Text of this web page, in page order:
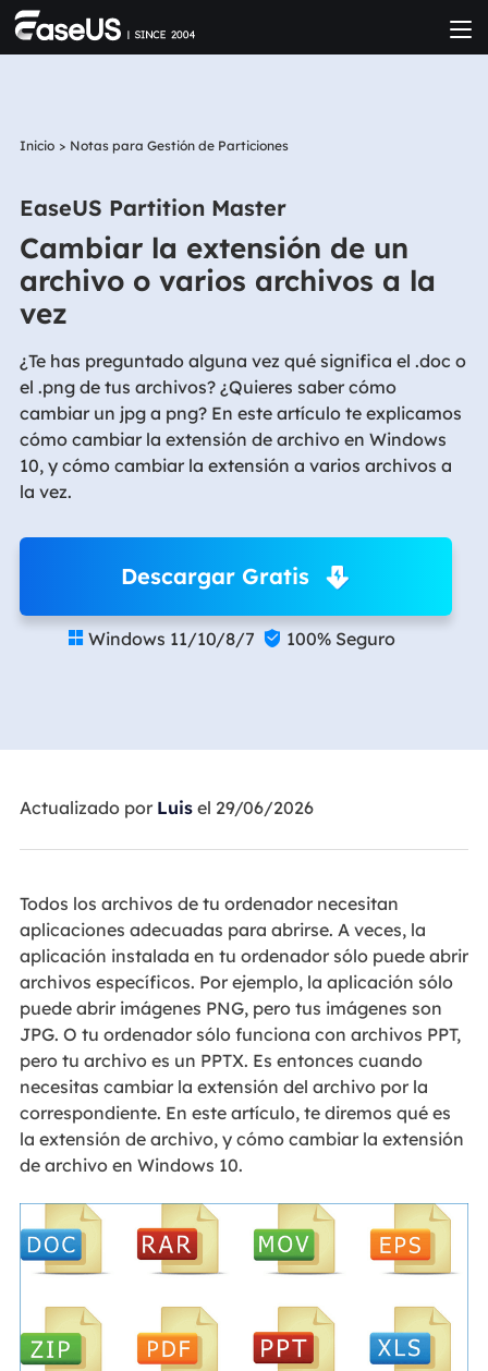
Inicio > Notas para Gestión de Particiones
EaseUS Partition Master
Cambiar la extensión de un
archivo o varios archivos a la
vez
¿Te has preguntado alguna vez qué significa el .doc o
el .png de tus archivos? ¿Quieres saber cómo
cambiar un jpg a png? En este artículo te explicamos
cómo cambiar la extensión de archivo en Windows
10, y cómo cambiar la extensión a varios archivos a
la vez.
Descargar Gratis
 Windows 11/10/8/7  100% Seguro
Actualizado por Luisel 29/06/2026
Todos los archivos de tu ordenador necesitan
aplicaciones adecuadas para abrirse. A veces, la
aplicación instalada en tu ordenador sólo puede abrir
archivos específicos. Por ejemplo, la aplicación sólo
puede abrir imágenes PNG, pero tus imágenes son
JPG. O tu ordenador sólo funciona con archivos PPT,
pero tu archivo es un PPTX. Es entonces cuando
necesitas cambiar la extensión del archivo por la
correspondiente. En este artículo, te diremos qué es
la extensión de archivo, y cómo cambiar la extensión
de archivo en Windows 10.